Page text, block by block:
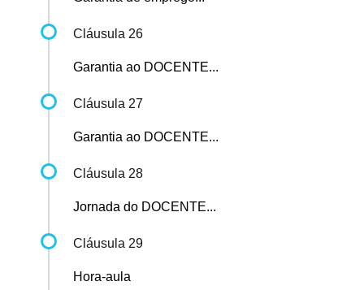
Cláusula 26
Garantia ao DOCENTE...
Cláusula 27
Garantia ao DOCENTE...
Cláusula 28
Jornada do DOCENTE...
Cláusula 29
Hora-aula